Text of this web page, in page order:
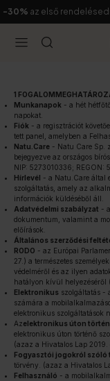
-30% az első
1
Munkanapok - a hét
napokat.
Fiók - a regisztrációt
tett panel, amelyben a
Natu.Care - Natu Care Sp.
bejegyezve az országos
NIP: 5273010336; REGON:
Hírlevél - a Natu.Care által
szolgáltatás, amely az
információk küldéséből áll.
Adatvédelmi szabályzat -
dokumentum, valamint a
előírások.
Általános szerződési
RODO - az Európai
27.) a természetes
védelméről és az ilyen
hatályon kívül helyezéséről
Elektronikus szolgáltatás -
számára a
elektronikus szolgáltatások
Azelektronikus úton
elektronikus úton történő
(azaz a Hivatalos Lap 2019.
Fogyasztói jogokról szóló
törvény. (azaz a Hivatalos
Felhasználó - a